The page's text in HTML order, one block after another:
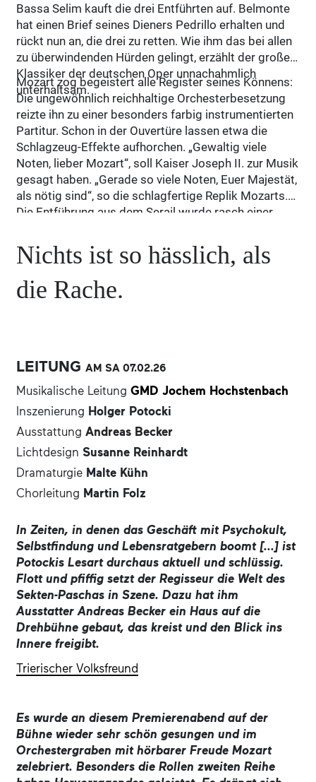
Bassa Selim kauft die drei Entführten auf. Belmonte
hat einen Brief seines Dieners Pedrillo erhalten und
rückt nun an, die drei zu retten. Wie ihm das bei allen
zu überwindenden Hürden gelingt, erzählt der große
Klassiker der deutschen Oper unnachahmlich
unterhaltsam.
Mozart zog begeistert alle Register seines Könnens:
Die ungewöhnlich reichhaltige Orchesterbesetzung
reizte ihn zu einer besonders farbig instrumentierten
Partitur. Schon in der Ouvertüre lassen etwa die
Schlagzeug-Effekte aufhorchen. „Gewaltig viele
Noten, lieber Mozart“, soll Kaiser Joseph II. zur Musik
gesagt haben. „Gerade so viele Noten, Euer Majestät,
als nötig sind“, so die schlagfertige Replik Mozarts.
Die Entführung aus dem Serail wurde rasch einer
Nichts ist so hässlich, als
die Rache.
LEITUNGAM SA07.02.26
Musikalische Leitung GMD Jochem Hochstenbach
Inszenierung Holger Potocki
Ausstattung Andreas Becker
Lichtdesign Susanne Reinhardt
Dramaturgie Malte Kühn
Chorleitung Martin Folz
In Zeiten, in denen das Geschäft mit Psychokult,
Selbstfindung und Lebensratgebern boomt [...] ist
Potockis Lesart durchaus aktuell und schlüssig.
Flott und pfiffig setzt der Regisseur die Welt des
Sekten-Paschas in Szene. Dazu hat ihm
Ausstatter Andreas Becker ein Haus auf die
Drehbühne gebaut, das kreist und den Blick ins
Innere freigibt.
Trierischer Volksfreund
Es wurde an diesem Premierenabend auf der
Bühne wieder sehr schön gesungen und im
Orchestergraben mit hörbarer Freude Mozart
zelebriert. Besonders die Rollen zweiten Reihe